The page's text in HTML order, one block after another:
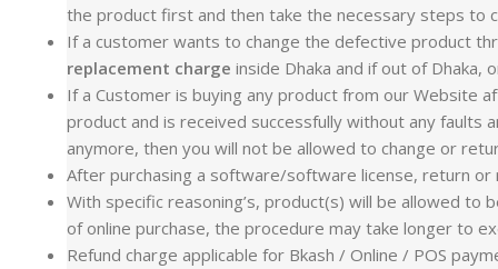
the product first and then take the necessary steps to
If a customer wants to change the defective product
replacement charge inside Dhaka and if out of Dhaka,
If a Customer is buying any product from our Website
product and is received successfully without any
anymore, then you will not be allowed to change or
After purchasing a software/software license, return or
With specific reasoning’s, product(s) will be allowed
of online purchase, the procedure may take longer to
Refund charge applicable for Bkash / Online / POS